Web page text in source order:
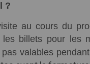
?
au cours du
billets pour les
valables